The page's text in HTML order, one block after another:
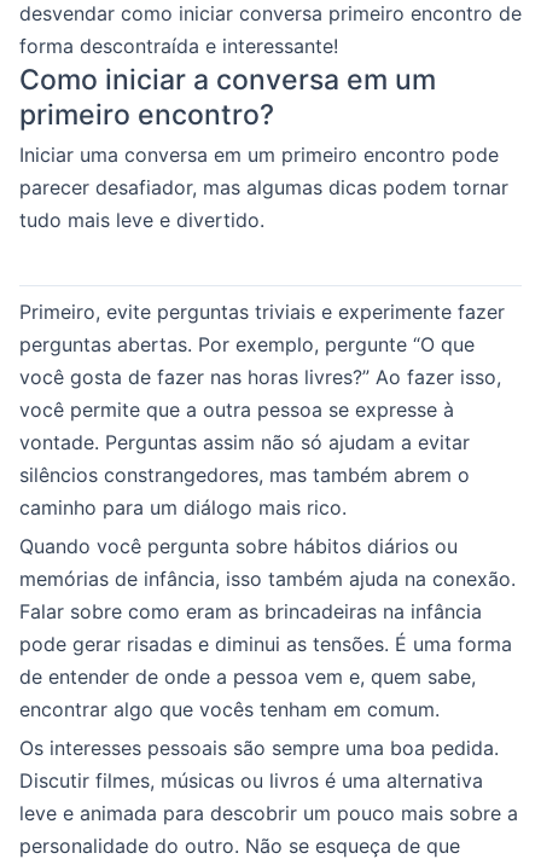
desvendar como iniciar conversa primeiro encontro de
forma descontraída e interessante!
Como iniciar a conversa em um
primeiro encontro?
Iniciar uma conversa em um primeiro encontro pode
parecer desafiador, mas algumas dicas podem tornar
tudo mais leve e divertido.
Primeiro, evite perguntas triviais e experimente fazer
perguntas abertas. Por exemplo, pergunte “O que
você gosta de fazer nas horas livres?” Ao fazer isso,
você permite que a outra pessoa se expresse à
vontade. Perguntas assim não só ajudam a evitar
silêncios constrangedores, mas também abrem o
caminho para um diálogo mais rico.
Quando você pergunta sobre hábitos diários ou
memórias de infância, isso também ajuda na conexão.
Falar sobre como eram as brincadeiras na infância
pode gerar risadas e diminui as tensões. É uma forma
de entender de onde a pessoa vem e, quem sabe,
encontrar algo que vocês tenham em comum.
Os interesses pessoais são sempre uma boa pedida.
Discutir filmes, músicas ou livros é uma alternativa
leve e animada para descobrir um pouco mais sobre a
personalidade do outro. Não se esqueça de que